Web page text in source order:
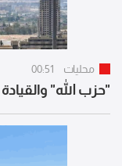
محليات 00:51
"حزب الله"